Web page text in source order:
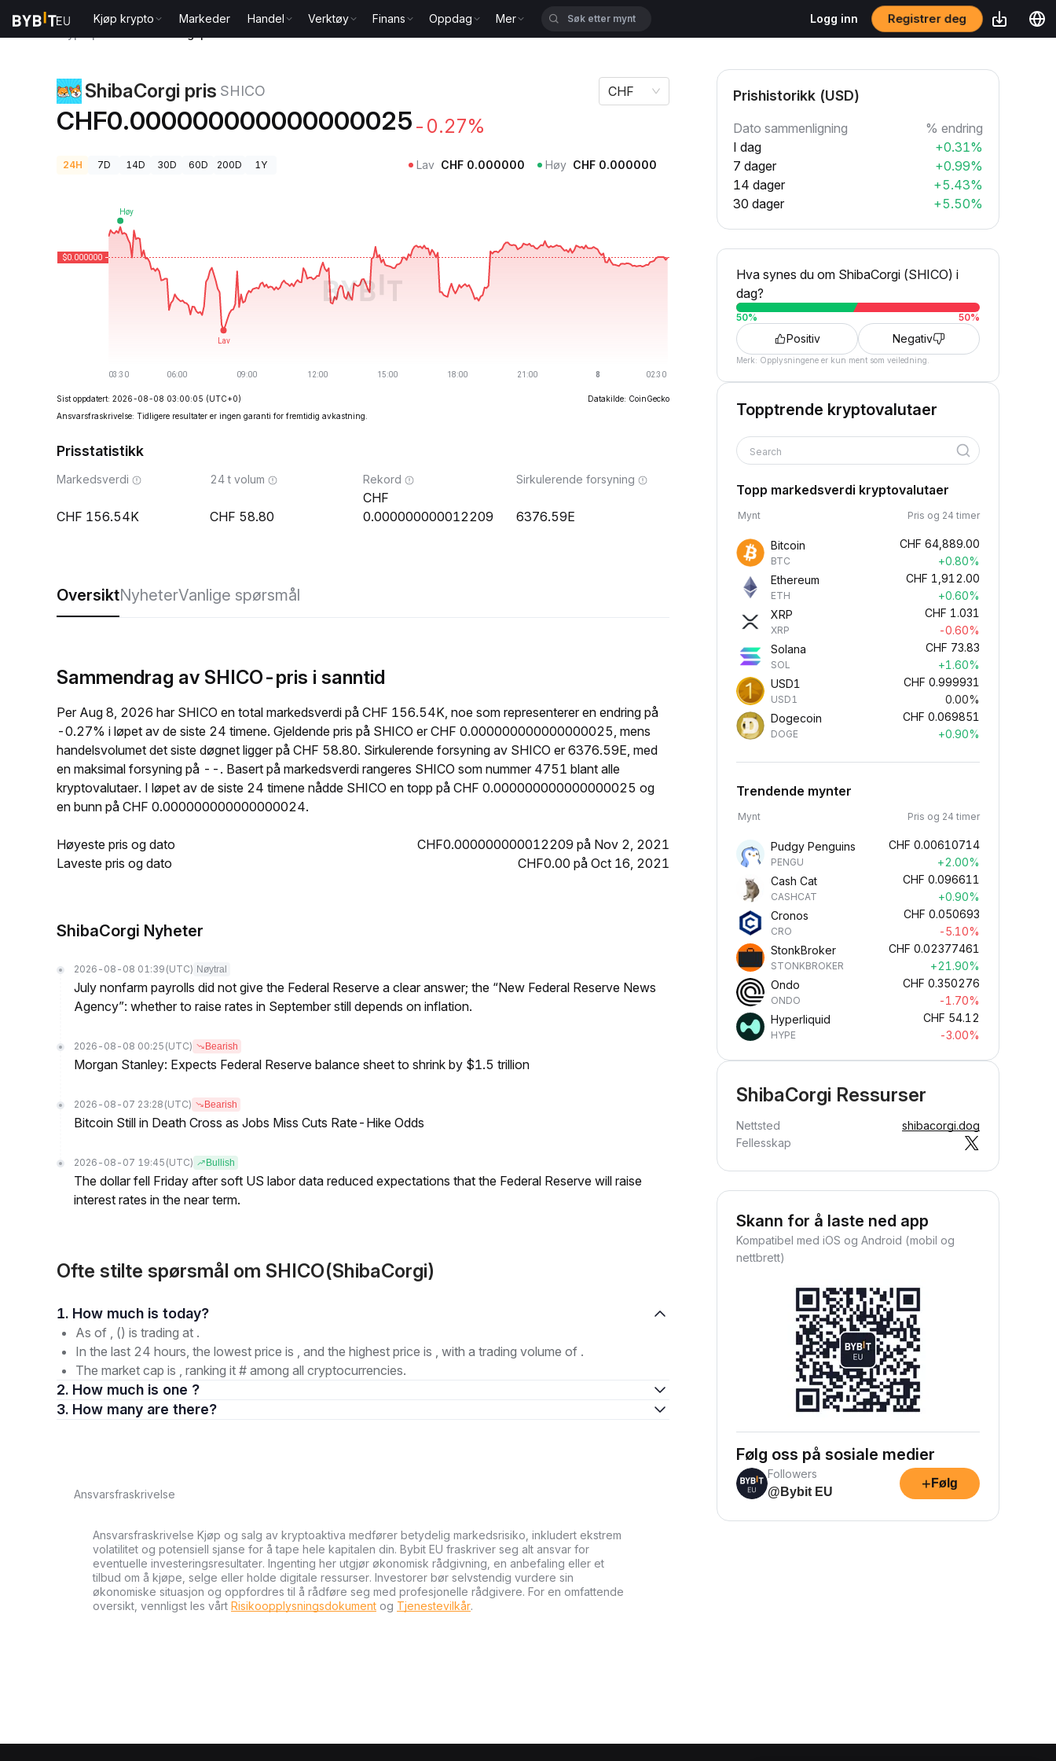
Kjøp krypto Markeder Handel Verktøy Finans Oppdag Mer Logg inn Registrer deg
ShibaCorgi pris SHICO
CHF0.000000000000000025 -0.27%
CHF
24H 7D 14D 30D 60D 200D 1Y Lav CHF 0.000000 Høy CHF 0.000000
Sist oppdatert: 2026-08-08 03:00:05 (UTC+0)
Datakilde: CoinGecko
Ansvarsfraskrivelse: Tidligere resultater er ingen garanti for fremtidig avkastning.
Prisstatistikk
Markedsverdi
156.54K
24 t volum
58.80
Rekord
0.000000000012209
Sirkulerende forsyning
6376.59E
OversiktNyheterVanlige spørsmål
Sammendrag av SHICO-pris i sanntid
Per Aug 8, 2026 har SHICO en total markedsverdi på CHF 156.54K, noe som representerer en endring på
-0.27% i løpet av de siste 24 timene. Gjeldende pris på SHICO er CHF 0.000000000000000025, mens
handelsvolumet det siste døgnet ligger på CHF 58.80. Sirkulerende forsyning av SHICO er 6376.59E, med
en maksimal forsyning på --. Basert på markedsverdi rangeres SHICO som nummer 4751 blant alle
kryptovalutaer. I løpet av de siste 24 timene nådde SHICO en topp på CHF 0.000000000000000025 og
en bunn på CHF 0.000000000000000024.
Høyeste pris og dato
CHF0.000000000012209 på Nov 2, 2021
Laveste pris og dato
CHF0.00 på Oct 16, 2021
ShibaCorgi Nyheter
2026-08-08 01:39 (UTC) Nøytral
July nonfarm payrolls did not give the Federal Reserve a clear answer; the “New Federal Reserve News
Agency”: whether to raise rates in September still depends on inflation.
2026-08-08 00:25 (UTC) Bearish
Morgan Stanley: Expects Federal Reserve balance sheet to shrink by $1.5 trillion
2026-08-07 23:28 (UTC) Bearish
Bitcoin Still in Death Cross as Jobs Miss Cuts Rate-Hike Odds
2026-08-07 19:45 (UTC) Bullish
The dollar fell Friday after soft US labor data reduced expectations that the Federal Reserve will raise
interest rates in the near term.
Ofte stilte spørsmål om SHICO(ShibaCorgi)
1. How much is today?
As of , () is trading at .
In the last 24 hours, the lowest price is , and the highest price is , with a trading volume of .
The market cap is , ranking it # among all cryptocurrencies.
2. How much is one ?
3. How many are there?
Ansvarsfraskrivelse
Ansvarsfraskrivelse Kjøp og salg av kryptoaktiva medfører betydelig markedsrisiko, inkludert ekstrem
volatilitet og potensiell sjanse for å tape hele kapitalen din. Bybit EU fraskriver seg alt ansvar for
eventuelle investeringsresultater. Ingenting her utgjør økonomisk rådgivning, en anbefaling eller et
tilbud om å kjøpe, selge eller holde digitale ressurser. Investorer bør selvstendig vurdere sin
økonomiske situasjon og oppfordres til å rådføre seg med profesjonelle rådgivere. For en omfattende
oversikt, vennligst les vårt Risikoopplysningsdokument og Tjenestevilkår.
Prishistorikk (USD)
Dato sammenligning
% endring
I dag
+0.31%
7 dager
+0.99%
14 dager
+5.43%
30 dager
+5.50%
Hva synes du om ShibaCorgi (SHICO) i
dag?
50% 50%
Positiv Negativ
Merk: Opplysningene er kun ment som veiledning.
Topptrende kryptovalutaer
Search
Topp markedsverdi kryptovalutaer
Mynt Pris og 24 timer
Bitcoin
BTC
CHF 64,889.00
+0.80%
Ethereum
ETH
CHF 1,912.00
+0.60%
XRP
XRP
CHF 1.031
-0.60%
Solana
SOL
CHF 73.83
+1.60%
USD1
USD1
CHF 0.999931
0.00%
Dogecoin
DOGE
CHF 0.069851
+0.90%
Trendende mynter
Mynt Pris og 24 timer
Pudgy Penguins
PENGU
CHF 0.00610714
+2.00%
Cash Cat
CASHCAT
CHF 0.096611
+0.90%
Cronos
CRO
CHF 0.050693
-5.10%
StonkBroker
STONKBROKER
CHF 0.02377461
+21.90%
Ondo
ONDO
CHF 0.350276
-1.70%
Hyperliquid
HYPE
CHF 54.12
-3.00%
ShibaCorgi Ressurser
Nettsted
shibacorgi.dog
Fellesskap
Skann for å laste ned app
Kompatibel med iOS og Android (mobil og
nettbrett)
Følg oss på sosiale medier
Followers
@Bybit EU
+ Følg